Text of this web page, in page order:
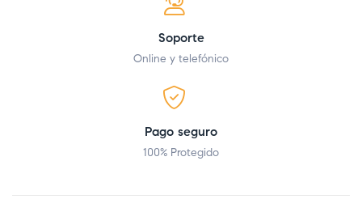
Soporte
Online y telefónico
Pago seguro
100% Protegido